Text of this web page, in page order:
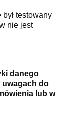
testowany
nie jest
danego
uwagach do
lub w